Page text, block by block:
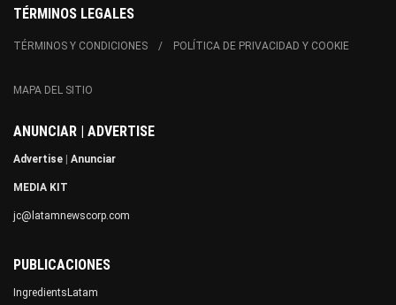
TÉRMINOS LEGALES
TÉRMINOS Y CONDICIONES POLÍTICA DE PRIVACIDAD Y COOKIE
MAPA DEL SITIO
ANUNCIAR | ADVERTISE
Advertise Anunciar
MEDIA KIT
jc@latamnewscorp.com
PUBLICACIONES
IngredientsLatam